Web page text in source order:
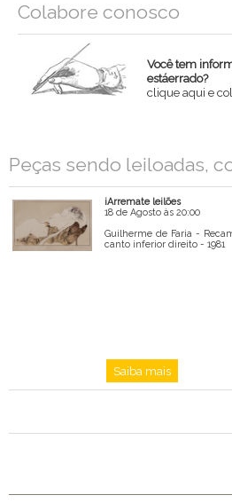
Colabore conosco
Você tem
estáerrado?
clique aqui e
Peças sendo leiloadas,
iArremate leilões
18 de Agosto às 20:00
Guilherme de Faria -
canto inferior direito - 1981
Saiba mais